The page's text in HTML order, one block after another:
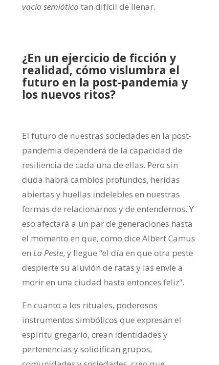
vacío semiótico tan difícil de llenar.
¿En un ejercicio de ficción y
realidad, cómo vislumbra el
futuro en la post-pandemia y
los nuevos ritos?
El futuro de nuestras sociedades en la post-
pandemia dependerá de la capacidad de
resiliencia de cada una de ellas. Pero sin
duda habrá cambios profundos, heridas
abiertas y huellas indelebles en nuestras
formas de relacionarnos y de entendernos. Y
eso afectará a un par de generaciones hasta
el momento en que, como dice Albert Camus
en La Peste, y llegue “el día en que otra peste
despierte su aluvión de ratas y las envíe a
morir en una ciudad hasta entonces feliz”.
En cuanto a los rituales, poderosos
instrumentos simbólicos que expresan el
espíritu gregario, crean identidades y
pertenencias y solidifican grupos,